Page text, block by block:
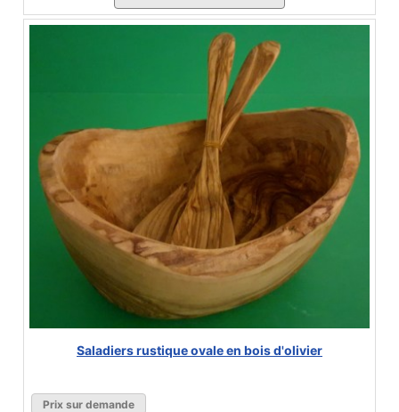
Saladiers rustique ovale en bois d'olivier
Prix sur demande